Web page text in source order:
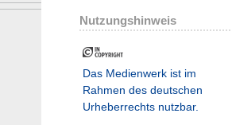
Nutzungshinweis
Das Medienwerk ist im
Rahmen des deutschen
Urheberrechts nutzbar.